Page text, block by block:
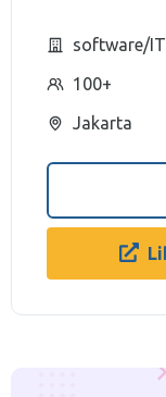
software/IT
100+
Jakarta